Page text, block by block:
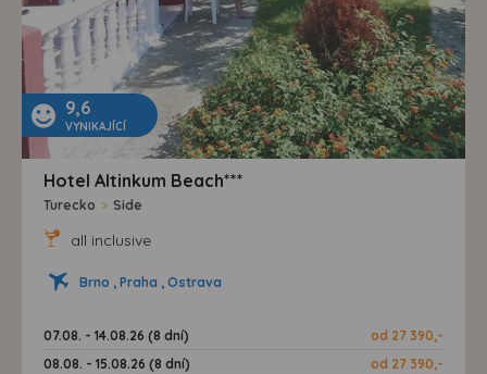
9,6
VYNIKAJÍCÍ
Hotel Altinkum Beach***
Turecko > Side
all inclusive
Brno , Praha , Ostrava
07.08. - 14.08.26 (8 dní)
od 27 390,-
08.08. - 15.08.26 (8 dní)
od 27 390,-